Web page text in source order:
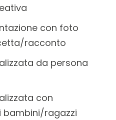
con foto
racconto
da persona
con
bambini/ragazzi